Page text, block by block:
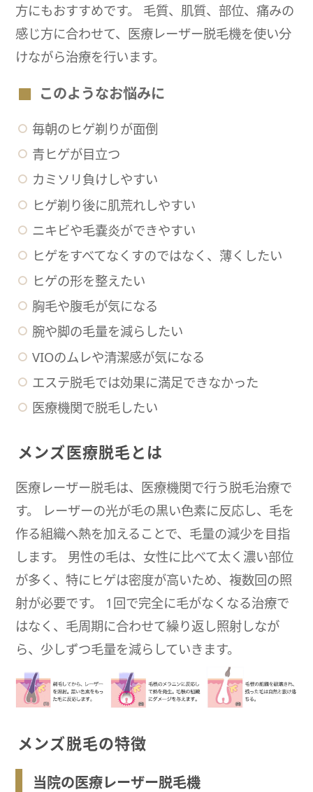
方にもおすすめです。 毛質、肌質、部位、痛みの
感じ方に合わせて、医療レーザー脱毛機を使い分
けながら治療を行います。
このようなお悩みに
毎朝のヒゲ剃りが面倒
青ヒゲが目立つ
カミソリ負けしやすい
ヒゲ剃り後に肌荒れしやすい
ニキビや毛嚢炎ができやすい
ヒゲをすべてなくすのではなく、薄くしたい
ヒゲの形を整えたい
胸毛や腹毛が気になる
腕や脚の毛量を減らしたい
VIOのムレや清潔感が気になる
エステ脱毛では効果に満足できなかった
医療機関で脱毛したい
メンズ医療脱毛とは
医療レーザー脱毛は、医療機関で行う脱毛治療で
す。 レーザーの光が毛の黒い色素に反応し、毛を
作る組織へ熱を加えることで、毛量の減少を目指
します。 男性の毛は、女性に比べて太く濃い部位
が多く、特にヒゲは密度が高いため、複数回の照
射が必要です。 1回で完全に毛がなくなる治療で
はなく、毛周期に合わせて繰り返し照射しなが
ら、少しずつ毛量を減らしていきます。
メンズ脱毛の特徴
当院の医療レーザー脱毛機